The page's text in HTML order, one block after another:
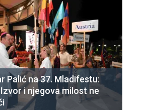
Palić na 37. Mladifestu:
i njegova milost ne